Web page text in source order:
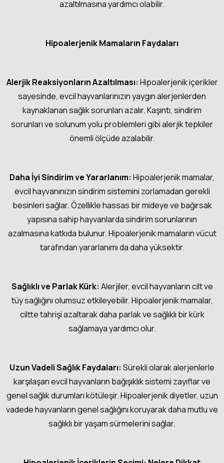
azaltılmasına yardımcı olabilir.
Hipoalerjenik Mamaların Faydaları
Alerjik Reaksiyonların Azaltılması: Hipoalerjenik içerikler
sayesinde, evcil hayvanlarınızın yaygın alerjenlerden
kaynaklanan sağlık sorunları azalır. Kaşıntı, sindirim
sorunları ve solunum yolu problemleri gibi alerjik tepkiler
önemli ölçüde azalabilir.
Daha İyi Sindirim ve Yararlanım: Hipoalerjenik mamalar,
evcil hayvanınızın sindirim sistemini zorlamadan gerekli
besinleri sağlar. Özellikle hassas bir mideye ve bağırsak
yapısına sahip hayvanlarda sindirim sorunlarının
azalmasına katkıda bulunur. Hipoalerjenik mamaların vücut
tarafından yararlanımı da daha yüksektir.
Sağlıklı ve Parlak Kürk: Alerjiler, evcil hayvanların cilt ve
tüy sağlığını olumsuz etkileyebilir. Hipoalerjenik mamalar,
ciltte tahrişi azaltarak daha parlak ve sağlıklı bir kürk
sağlamaya yardımcı olur.
Uzun Vadeli Sağlık Faydaları: Sürekli olarak alerjenlerle
karşılaşan evcil hayvanların bağışıklık sistemi zayıflar ve
genel sağlık durumları kötüleşir. Hipoalerjenik diyetler, uzun
vadede hayvanların genel sağlığını koruyarak daha mutlu ve
sağlıklı bir yaşam sürmelerini sağlar.